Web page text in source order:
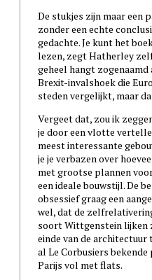
De stukjes zijn maar een
zonder een echte
gedachte. Je kunt het
lezen, zegt Hatherley
geheel hangt zogenaamd
Brexit-invalshoek die
steden vergelijkt, maar
Vergeet dat, zou ik
je door een vlotte
meest interessante
je je verbazen over
met grootse plannen
een ideale bouwstijl. De
obsessief graag een
wel, dat de
soort Wittgenstein lijken
einde van de
al Le Corbusiers
Parijs vol met flats.